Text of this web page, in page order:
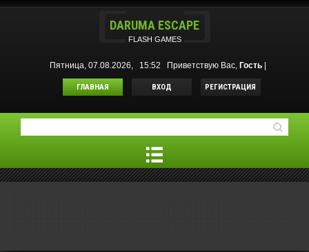
DARUMA ESCAPE
FLASH GAMES
Пятница, 07.08.2026, 15:52 Приветствую Вас, Гость
ГЛАВНАЯ ВХОД РЕГИСТРАЦИЯ